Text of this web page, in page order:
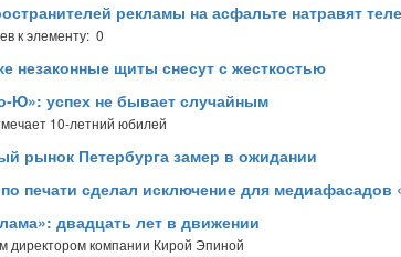
рекламы на асфальте натравят
к элементу: 0
незаконные щиты снесут с жесткостью
Ю»: успех не бывает случайным
10-летний юбилей
рынок Петербурга замер в ожидании
печати сделал исключение для медиафасадов
двадцать лет в движении
директором компании Кирой Эпиной